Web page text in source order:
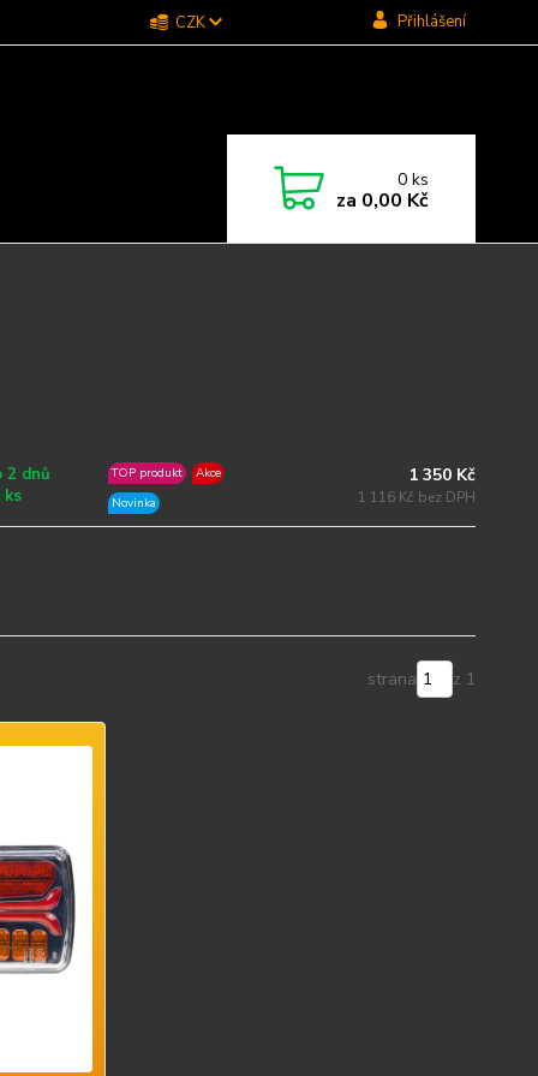
CZK Přihlášení
0ks
za 0,00 Kč
2 dnů
ks
TOP produkt
Akce
Novinka
1 350 Kč
1 116 Kč bez DPH
strana z 1